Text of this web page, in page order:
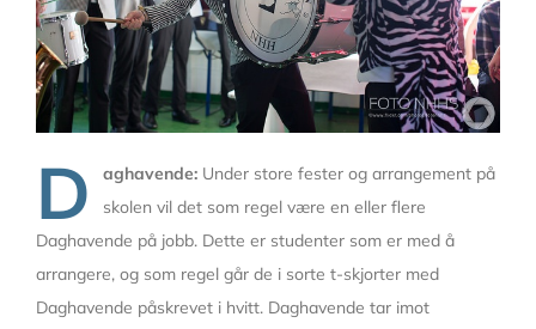
D aghavende: Under store fester og arrangement på
skolen vil det som regel være en eller flere
Daghavende på jobb. Dette er studenter som er med å
arrangere, og som regel går de i sorte t-skjorter med
Daghavende påskrevet i hvitt. Daghavende tar imot